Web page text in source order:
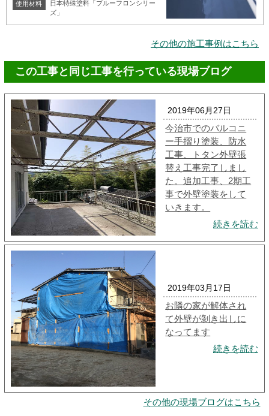
使用材料
日本特殊塗料「プルーフロンシリー
ズ」
その他の施工事例はこちら
この工事と同じ工事を行っている現場ブログ
2019年06月27日
今治市でのバルコニ
ー手摺り塗装、防水
工事、トタン外壁張
替え工事完了しまし
た。追加工事、2期工
事で外壁塗装をして
いきます。
続きを読む
2019年03月17日
お隣の家が解体され
て外壁が剝き出しに
なってます
続きを読む
その他の現場ブログはこちら